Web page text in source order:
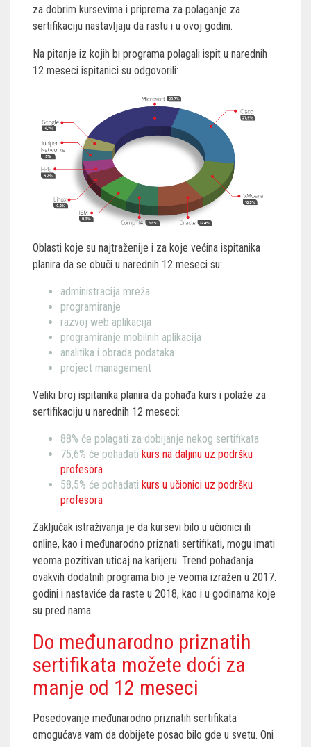
za dobrim kursevima i priprema za polaganje za
sertifikaciju nastavljaju da rastu i u ovoj godini.
Na pitanje iz kojih bi programa polagali ispit u narednih
12 meseci ispitanici su odgovorili:
Oblasti koje su najtraženije i za koje većina ispitanika
planira da se obuči u narednih 12 meseci su:
administracija mreža
programiranje
razvoj web aplikacija
programiranje mobilnih aplikacija
analitika i obrada podataka
project management
Veliki broj ispitanika planira da pohađa kurs i polaže za
sertifikaciju u narednih 12 meseci:
88% će polagati za dobijanje nekog sertifikata
75,6% će pohađati kurs na daljinu uz podršku
profesora
58,5% će pohađati kurs u učionici uz podršku
profesora
Zaključak istraživanja je da kursevi bilo u učionici ili
online, kao i međunarodno priznati sertifikati, mogu imati
veoma pozitivan uticaj na karijeru. Trend pohađanja
ovakvih dodatnih programa bio je veoma izražen u 2017.
godini i nastaviće da raste u 2018, kao i u godinama koje
su pred nama.
Do međunarodno priznatih
sertifikata možete doći za
manje od 12 meseci
Posedovanje međunarodno priznatih sertifikata
omogućava vam da dobijete posao bilo gde u svetu. Oni